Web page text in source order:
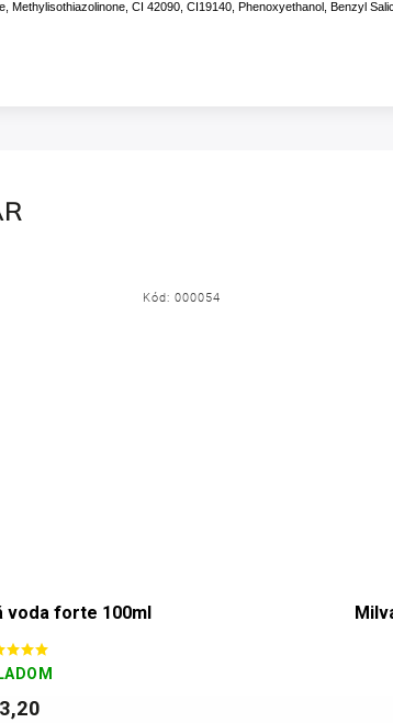
Methylisothiazolinone, CI 42090, CI19140, Phenoxyethanol, Benzyl
voda forte 100ml
Kód: 000054